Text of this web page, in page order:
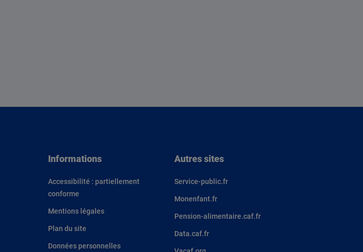
Informations
Accessibilité : partiellement
conforme
Mentions légales
Plan du site
Données personnelles
Autres sites
Service-public.fr
Monenfant.fr
Pension-alimentaire.caf.fr
Data.caf.fr